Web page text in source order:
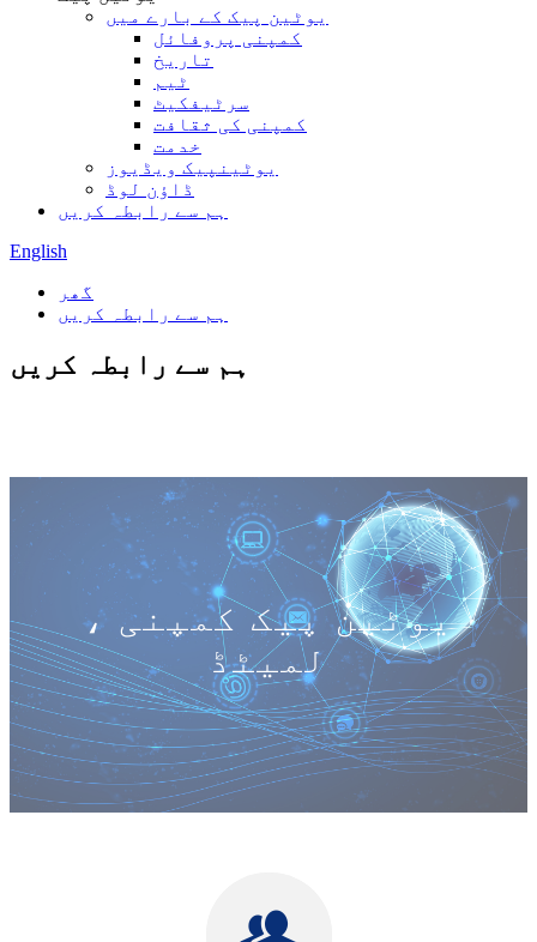
یوٹین پیک کے بارے میں
کمپنی پروفائل
تاریخ
ٹیم
سرٹیفکیٹ
کمپنی کی ثقافت
خدمت
یوٹینپیک ویڈیوز
ڈاؤن لوڈ
ہم سے رابطہ کریں
English
گھر
ہم سے رابطہ کریں
ہم سے رابطہ کریں
یوٹین پیک کمپنی ،
لمیٹڈ